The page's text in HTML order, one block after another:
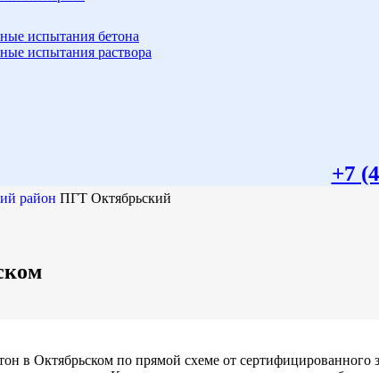
испытания бетона
испытания раствора
+7
район ПГТ Октябрьский
в Октябрьском по прямой схеме от